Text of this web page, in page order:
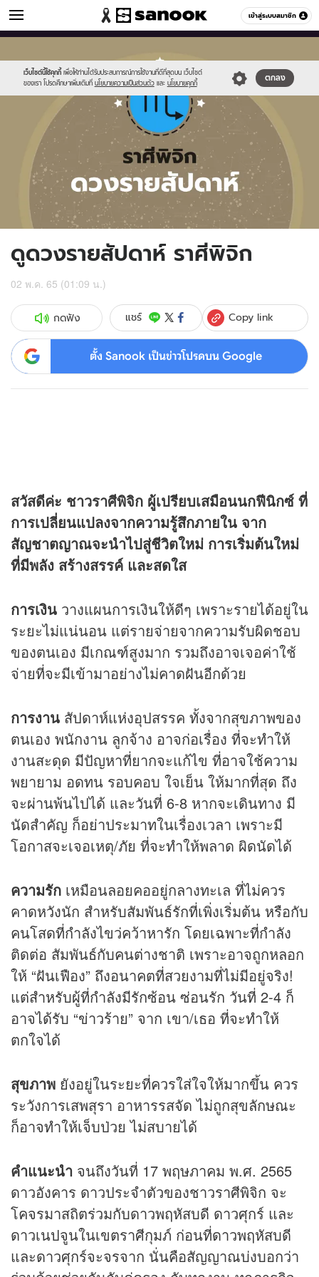
เข้าสู่ระบบสมาชิก
ดูดวง หมวดอื่นๆ
เว็บไซต์นี้ใช้คุกกี้ เพื่อให้ท่านได้รับประสบการณ์การใช้งานที่ดีที่สุดบน เว็บไซต์
ของเรา โปรดศึกษาเพิ่มเติมที่ นโยบายความเป็นส่วนตัว และ นโยบายคุกกี้
ตกลง
new-
sanook.png
horoscope-
scorpio_zodi.jpg
ดูดวงรายสัปดาห์ ราศีพิจิก
02 พ.ค. 65 (01:09 น.)
กดฟัง แชร์ Copy link
ตั้ง Sanook เป็นข่าวโปรดบน Google
สวัสดีค่ะ ชาวราศีพิจิก ผู้เปรียบเสมือนนกฟีนิกซ์ ที่
การเปลี่ยนแปลงจากความรู้สึกภายใน จาก
สัญชาตญาณจะนำไปสู่ชีวิตใหม่ การเริ่มต้นใหม่
ที่มีพลัง สร้างสรรค์ และสดใส
การเงิน วางแผนการเงินให้ดีๆ เพราะรายได้อยู่ใน
ระยะไม่แน่นอน แต่รายจ่ายจากความรับผิดชอบ
ของตนเอง มีเกณฑ์สูงมาก รวมถึงอาจเจอค่าใช้
จ่ายที่จะมีเข้ามาอย่างไม่คาดฝันอีกด้วย
การงาน สัปดาห์แห่งอุปสรรค ทั้งจากสุขภาพของ
ตนเอง พนักงาน ลูกจ้าง อาจก่อเรื่อง ที่จะทำให้
งานสะดุด มีปัญหาที่ยากจะแก้ไข ที่อาจใช้ความ
พยายาม อดทน รอบคอบ ใจเย็น ให้มากที่สุด ถึง
จะผ่านพ้นไปได้ และวันที่ 6-8 หากจะเดินทาง มี
นัดสำคัญ ก็อย่าประมาทในเรื่องเวลา เพราะมี
โอกาสจะเจอเหตุ/ภัย ที่จะทำให้พลาด ผิดนัดได้
ความรัก เหมือนลอยคออยู่กลางทะเล ที่ไม่ควร
คาดหวังนัก สำหรับสัมพันธ์รักที่เพิ่งเริ่มต้น หรือกับ
คนโสดที่กำลังไขว่คว้าหารัก โดยเฉพาะที่กำลัง
ติดต่อ สัมพันธ์กับคนต่างชาติ เพราะอาจถูกหลอก
ให้ “ฝันเฟือง” ถึงอนาคตที่สวยงามที่ไม่มีอยู่จริง!
แต่สำหรับผู้ที่กำลังมีรักซ้อน ซ่อนรัก วันที่ 2-4 ก็
อาจได้รับ “ข่าวร้าย” จาก เขา/เธอ ที่จะทำให้
ตกใจได้
สุขภาพ ยังอยู่ในระยะที่ควรใส่ใจให้มากขึ้น ควร
ระวังการเสพสุรา อาหารรสจัด ไม่ถูกสุขลักษณะ
ก็อาจทำให้เจ็บป่วย ไม่สบายได้
คำแนะนำ จนถึงวันที่ 17 พฤษภาคม พ.ศ. 2565
ดาวอังคาร ดาวประจำตัวของชาวราศีพิจิก จะ
โคจรมาสถิตร่วมกับดาวพฤหัสบดี ดาวศุกร์ และ
ดาวเนปจูนในเขตราศีกุมภ์ ก่อนที่ดาวพฤหัสบดี
และดาวศุกร์จะจรจาก นั่นคือสัญญาณบ่งบอกว่า